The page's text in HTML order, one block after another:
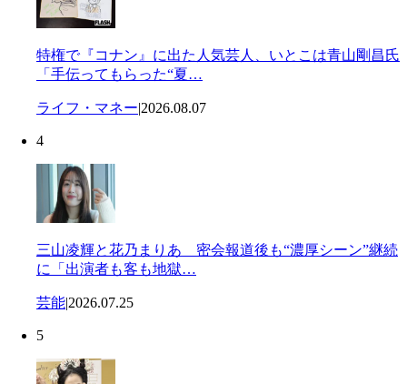
特権で『コナン』に出た人気芸人、いとこは青山剛昌氏
「手伝ってもらった“夏…
ライフ・マネー|2026.08.07
4
三山凌輝と花乃まりあ 密会報道後も“濃厚シーン”継続
に「出演者も客も地獄…
芸能|2026.07.25
5